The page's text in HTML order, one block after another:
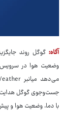
آگاه:
با دما، وضعیت هوا و پیش‌بینی ساعتی